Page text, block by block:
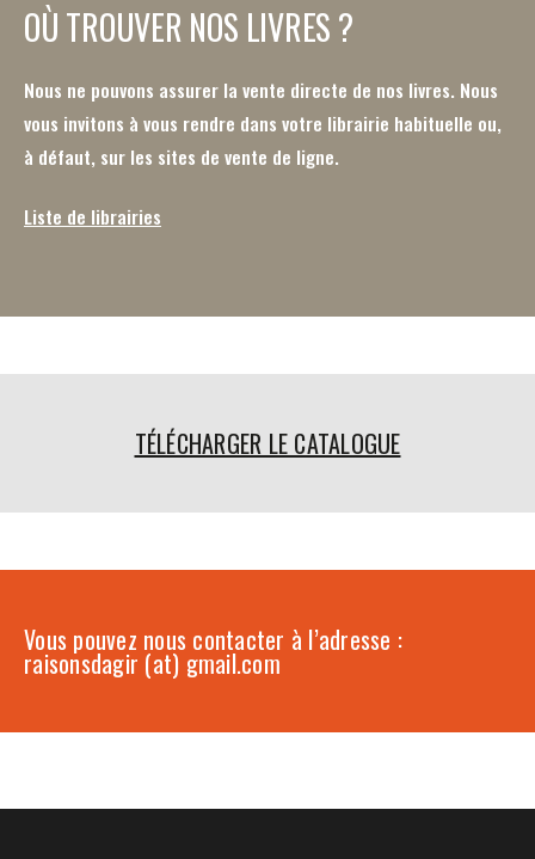
OÙ TROUVER NOS LIVRES ?
Nous ne pouvons assurer la vente directe de nos livres. Nous
vous invitons à vous rendre dans votre librairie habituelle ou,
à défaut, sur les sites de vente de ligne.
Liste de librairies
TÉLÉCHARGER LE CATALOGUE
Vous pouvez nous contacter à l’adresse :
raisonsdagir (at) gmail.com